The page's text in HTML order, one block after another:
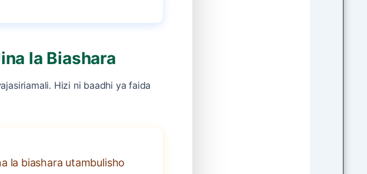
la Biashara
Hizi ni baadhi ya faida
la biashara utambulisho